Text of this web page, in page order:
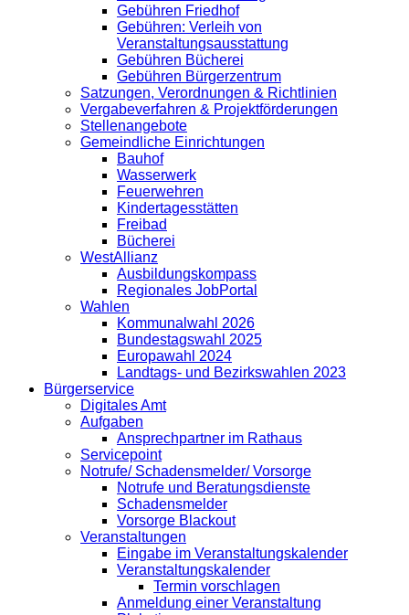
Gebühren Friedhof
Gebühren: Verleih von
Veranstaltungsausstattung
Gebühren Bücherei
Gebühren Bürgerzentrum
Satzungen, Verordnungen & Richtlinien
Vergabeverfahren & Projektförderungen
Stellenangebote
Gemeindliche Einrichtungen
Bauhof
Wasserwerk
Feuerwehren
Kindertagesstätten
Freibad
Bücherei
WestAllianz
Ausbildungskompass
Regionales JobPortal
Wahlen
Kommunalwahl 2026
Bundestagswahl 2025
Europawahl 2024
Landtags- und Bezirkswahlen 2023
Bürgerservice
Digitales Amt
Aufgaben
Ansprechpartner im Rathaus
Servicepoint
Notrufe/ Schadensmelder/ Vorsorge
Notrufe und Beratungsdienste
Schadensmelder
Vorsorge Blackout
Veranstaltungen
Eingabe im Veranstaltungskalender
Veranstaltungskalender
Termin vorschlagen
Anmeldung einer Veranstaltung